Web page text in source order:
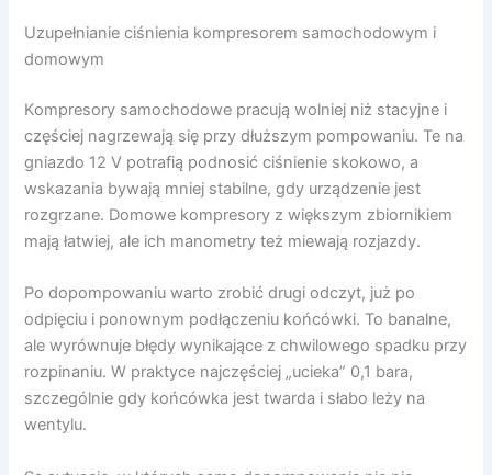
Uzupełnianie ciśnienia kompresorem samochodowym i
domowym
Kompresory samochodowe pracują wolniej niż stacyjne i
częściej nagrzewają się przy dłuższym pompowaniu. Te na
gniazdo 12 V potrafią podnosić ciśnienie skokowo, a
wskazania bywają mniej stabilne, gdy urządzenie jest
rozgrzane. Domowe kompresory z większym zbiornikiem
mają łatwiej, ale ich manometry też miewają rozjazdy.
Po dopompowaniu warto zrobić drugi odczyt, już po
odpięciu i ponownym podłączeniu końcówki. To banalne,
ale wyrównuje błędy wynikające z chwilowego spadku przy
rozpinaniu. W praktyce najczęściej „ucieka” 0,1 bara,
szczególnie gdy końcówka jest twarda i słabo leży na
wentylu.